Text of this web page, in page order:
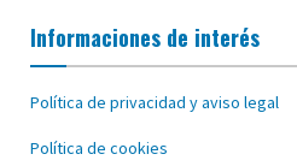
Informaciones de interés
Política de privacidad y aviso legal
Política de cookies